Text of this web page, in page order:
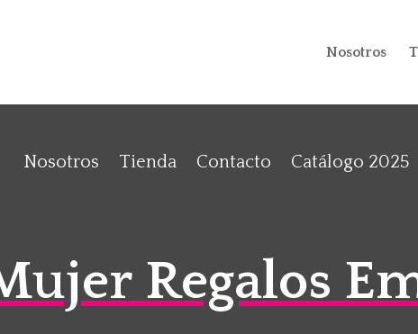
Nosotros
Nosotros Tienda Contacto Catálogo 2025
Regalos